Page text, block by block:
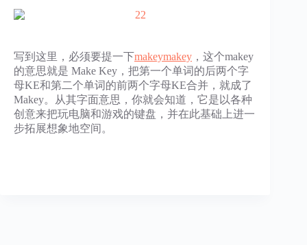
写到这里，必须要提一下makeymakey ，这个makey
的意思就是 Make Key，把第一个单词的后两个字
母KE和第二个单词的前两个字母KE合并，就成了
Makey。从其字面意思，你就会知道，它是以各种
创意来把玩电脑和游戏的键盘，并在此基础上进一
步拓展想象地空间。